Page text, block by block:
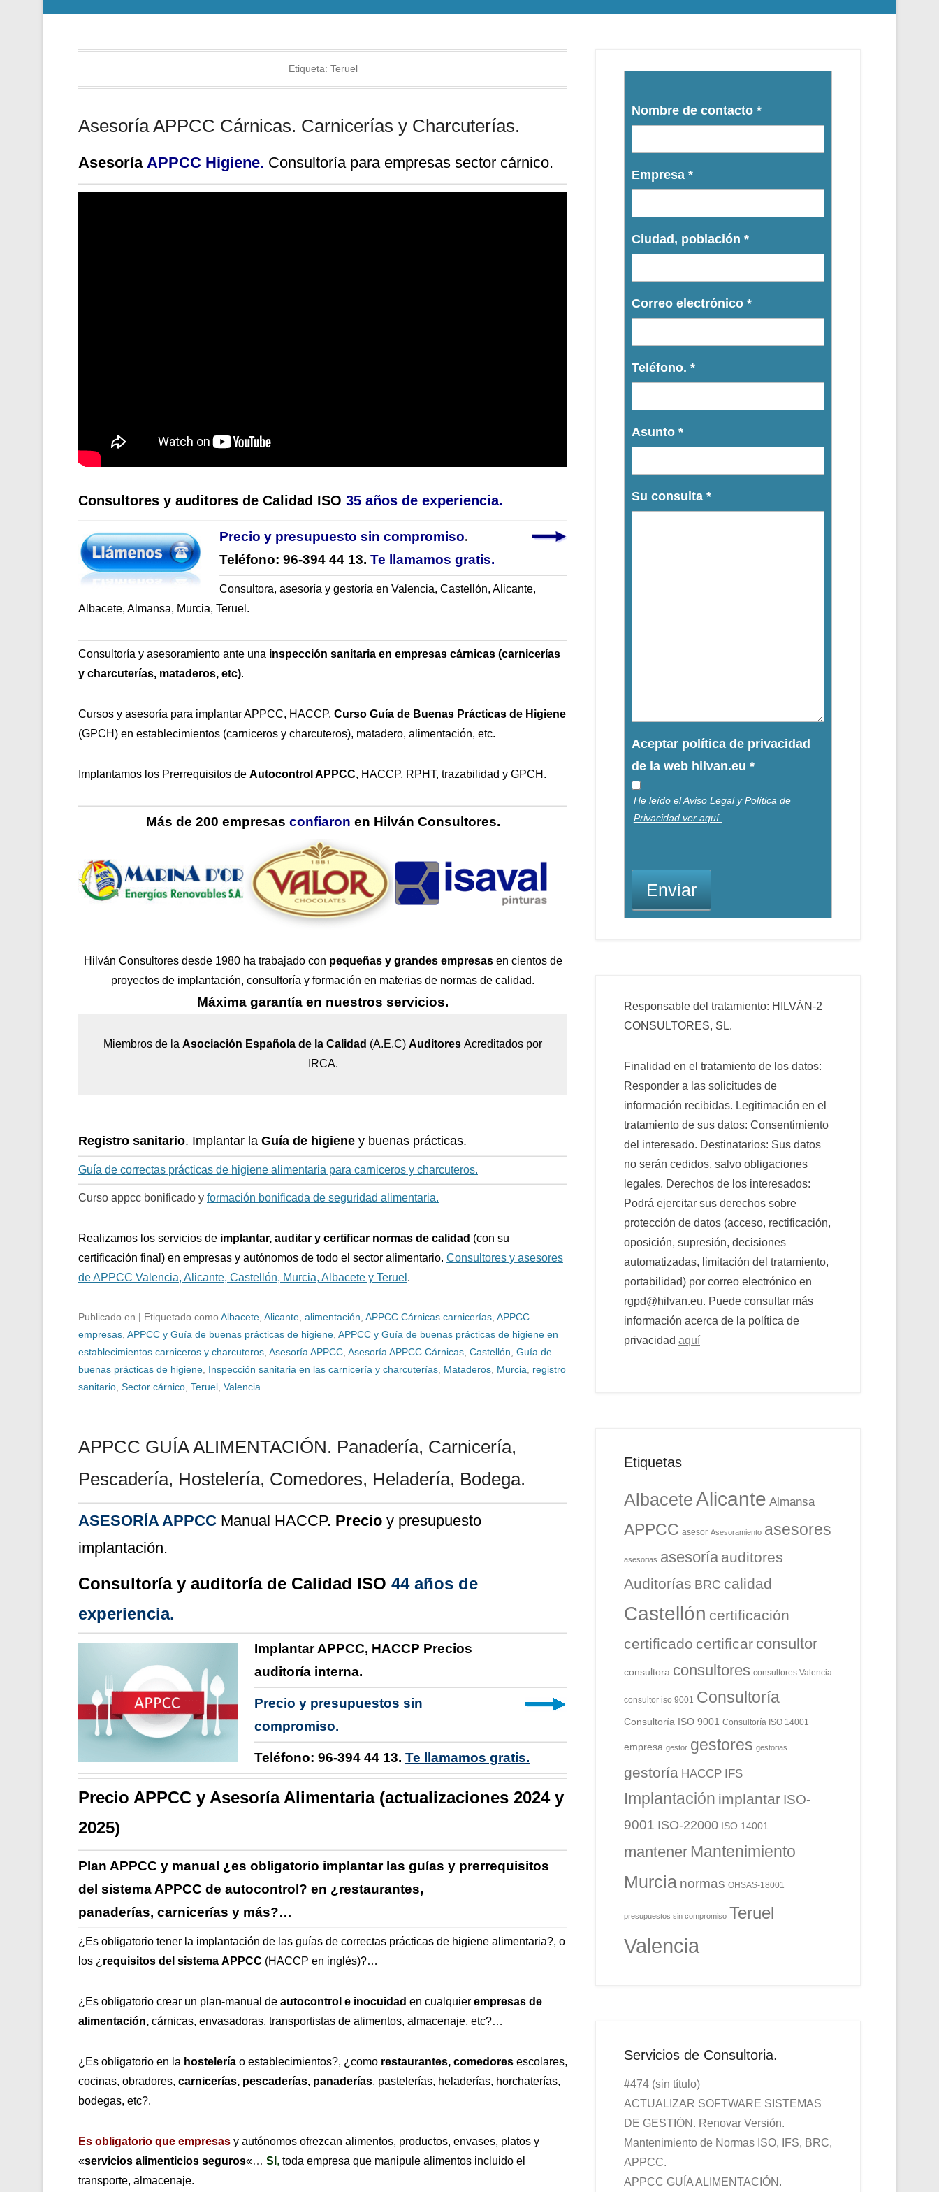
Etiqueta: Teruel
Asesoría APPCC Cárnicas. Carnicerías y Charcuterías.
Asesoría APPCC Higiene. Consultoríapara empresas sector cárnico.
Consultores y auditores de Calidad ISO 35 años de experiencia.
Precio y presupuesto sin compromiso.
Teléfono: 96-394 44 13. Te llamamos gratis.
Consultora, asesoría y gestoría en Valencia, Castellón, Alicante,
Albacete, Almansa, Murcia, Teruel.
Consultoría y asesoramiento ante una inspección sanitaria en empresas cárnicas (carnicerías
y charcuterías, mataderos, etc).
Cursos y asesoría para implantar APPCC, HACCP. Curso Guía de Buenas Prácticas de Higiene
(GPCH) en establecimientos (carniceros y charcuteros), matadero, alimentación, etc.
Implantamos los Prerrequisitos de Autocontrol APPCC, HACCP, RPHT, trazabilidad y GPCH.
Más de 200 empresas confiaron en Hilván Consultores.
Hilván Consultores desde 1980 ha trabajado con pequeñas y grandes empresas en cientos de
proyectos de implantación, consultoría y formación en materias de normas de calidad.
Máxima garantía en nuestros servicios.
Miembros de la Asociación Española de la Calidad (A.E.C) Auditores Acreditados por
IRCA.
Registro sanitario. Implantar la Guía de higiene y buenas prácticas.
Guía de correctas prácticas de higiene alimentaria para carniceros y charcuteros.
Curso appcc bonificado y formación bonificada de seguridad alimentaria.
Realizamos los servicios de implantar, auditar y certificar normas de calidad (con su
certificación final) en empresas y autónomos de todo el sector alimentario. Consultores y asesores
de APPCC Valencia, Alicante, Castellón, Murcia, Albacete y Teruel .
Publicado en | Etiquetado como Albacete Alicante alimentación APPCC Cárnicas carnicerías APPCC
empresas APPCC y Guía de buenas prácticas de higiene APPCC y Guía de buenas prácticas de higiene en
establecimientos carniceros y charcuteros Asesoría APPCC Asesoría APPCC Cárnicas Castellón Guía de
buenas prácticas de higiene Inspección sanitaria en las carnicería y charcuterías Mataderos Murcia
registro
sanitario Sector cárnico Teruel Valencia
APPCC GUÍA ALIMENTACIÓN. Panadería, Carnicería,
Pescadería, Hostelería, Comedores, Heladería, Bodega.
ASESORÍA APPCC Manual HACCP. Precio y presupuesto
implantación.
Consultoría y auditoría de Calidad ISO 44 años de
experiencia.
Implantar APPCC, HACCP Precios
auditoría interna.
Precio y presupuestos sin
compromiso.
Teléfono: 96-394 44 13. Te llamamos gratis.
Precio APPCC y Asesoría Alimentaria (actualizaciones 2024 y
2025)
Plan APPCC y manual ¿es obligatorio implantar las guías y prerrequisitos
del sistema APPCC de autocontrol? en ¿ restaurantes,
panaderías, carnicerías y más?…
¿Es obligatorio tener la implantación de las guías de correctas prácticas de higiene alimentaria?, o
los ¿ requisitos del sistema APPCC (HACCP en inglés)?…
¿Es obligatorio crear un plan-manual de autocontrol e inocuidad en cualquier empresas de
alimentación, cárnicas, envasadoras, transportistas de alimentos, almacenaje, etc?…
¿Es obligatorio en la hostelería o establecimientos?, ¿como restaurantes, comedores escolares,
cocinas, obradores, carnicerías, pescaderías, panaderías, pastelerías, heladerías, horchaterías,
bodegas, etc?.
Es obligatorio que empresas y autónomos ofrezcan alimentos, productos, envases, platos y
«servicios alimenticios seguros«… SI , toda empresa que manipule alimentos incluido el
transporte, almacenaje.
Nombre de contacto *
Empresa *
Ciudad, población *
Correo electrónico *
Teléfono. *
Asunto *
Su consulta *
Aceptar política de privacidad
de la web hilvan.eu *
He leído el Aviso Legal y Política de
Privacidad ver aquí.
Enviar
Responsable del tratamiento: HILVÁN-2
CONSULTORES, SL.
Finalidad en el tratamiento de los datos:
Responder a las solicitudes de
información recibidas. Legitimación en el
tratamiento de sus datos: Consentimiento
del interesado. Destinatarios: Sus datos
no serán cedidos, salvo obligaciones
legales. Derechos de los interesados:
Podrá ejercitar sus derechos sobre
protección de datos (acceso, rectificación,
oposición, supresión, decisiones
automatizadas, limitación del tratamiento,
portabilidad) por correo electrónico en
rgpd@hilvan.eu. Puede consultar más
información acerca de la política de
privacidad aquí
Etiquetas
AlbaceteAlicante Almansa
APPCC asesor Asesoramiento asesores
asesorias asesoría auditores
Auditorías BRC calidad
Castellón certificación
certificado certificar consultor
consultora consultores consultores Valencia
consultor iso 9001 Consultoría
Consultoría ISO 9001 Consultoría ISO 14001
empresa gestor gestores gestorias
gestoría HACCP IFS
Implantación implantar ISO-
9001 ISO-22000 ISO 14001
mantener Mantenimiento
Murcia normas OHSAS-18001
presupuestos sin compromiso Teruel
Valencia
Servicios de Consultoria.
#474 (sin título)
ACTUALIZAR SOFTWARE SISTEMAS
DE GESTIÓN. Renovar Versión.
Mantenimiento de Normas ISO, IFS, BRC,
APPCC.
APPCC GUÍA ALIMENTACIÓN.